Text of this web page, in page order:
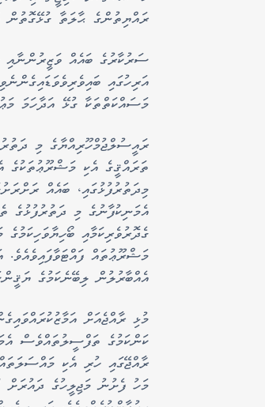
ރައްޔިތުންގެ ޙާލަތާ ގުޅޭގޮތުން
ސަރުކާރުގެ ބައެއް ވަޒީރުންނާއި
އަރިހުގައި
މަސައްކަތްތަކާ ގުޅޭ އަދާހަމަ
ރައީސުލްޖުމްހޫރިއްޔާގެ މި
ތަރައްޤީގެ އެކި މަޝްރޫޢުތަކުގެ
މިދަތުރުފުޅުގައި، ބައެއް
އެމަނިކުފާނުގެ މި ދަތުރުފުޅުގެ
ގެދޮރުވެރިކަމާއި
މަޝްރޫޢުތައް
އެއްބާރުލުން ލިބޭނެކަމުގެ
މުޅި ރާއްޖެއަށް
ކަންކަމުގެ ތަފްސީލުތައްވެސް
ރާއްޖޭގައި ހުރި އެކި